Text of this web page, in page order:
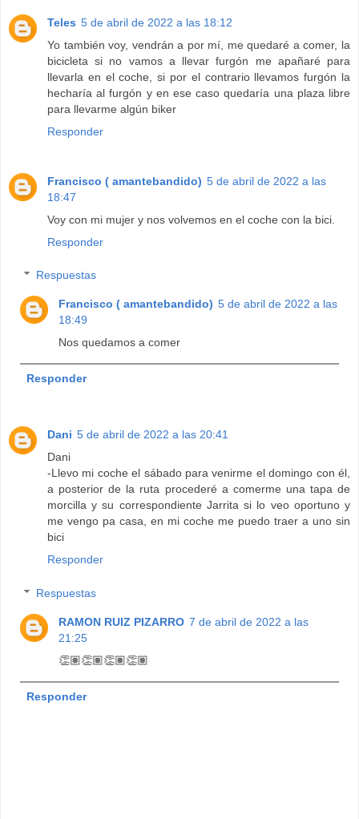
Teles 5 de abril de 2022 a las 18:12
Yo también voy, vendrán a por mí, me quedaré a comer, la
bicicleta si no vamos a llevar furgón me apañaré para
llevarla en el coche, si por el contrario llevamos furgón la
hecharía al furgón y en ese caso quedaría una plaza libre
para llevarme algún biker
Responder
Francisco ( amantebandido) 5 de abril de 2022 a las
18:47
Voy con mi mujer y nos volvemos en el coche con la bici.
Responder
Respuestas
Francisco ( amantebandido) 5 de abril de 2022 a las
18:49
Nos quedamos a comer
Responder
Dani 5 de abril de 2022 a las 20:41
Dani
-Llevo mi coche el sábado para venirme el domingo con él,
a posterior de la ruta procederé a comerme una tapa de
morcilla y su correspondiente Jarrita si lo veo oportuno y
me vengo pa casa, en mi coche me puedo traer a uno sin
bici
Responder
Respuestas
RAMON RUIZ PIZARRO 7 de abril de 2022 a las
21:25
👏🏽👏🏽👏🏽👏🏽
Responder